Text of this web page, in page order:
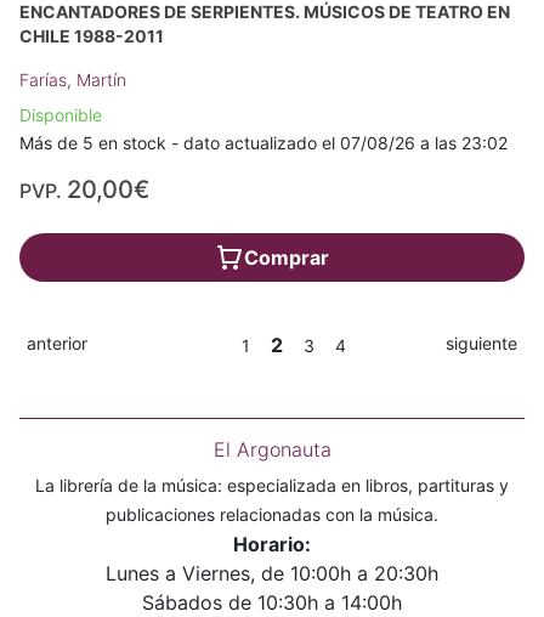
ENCANTADORES DE SERPIENTES. MÚSICOS DE TEATRO EN
CHILE 1988-2011
Farías, Martín
Disponible
Más de 5 en stock - dato actualizado el 07/08/26 a las 23:02
PVP. 20,00€
Comprar
anterior 1 2 3 4 siguiente
El Argonauta
La librería de la música: especializada en libros, partituras y
publicaciones relacionadas con la música.
Horario:
Lunes a Viernes, de 10:00h a 20:30h
Sábados de 10:30h a 14:00h